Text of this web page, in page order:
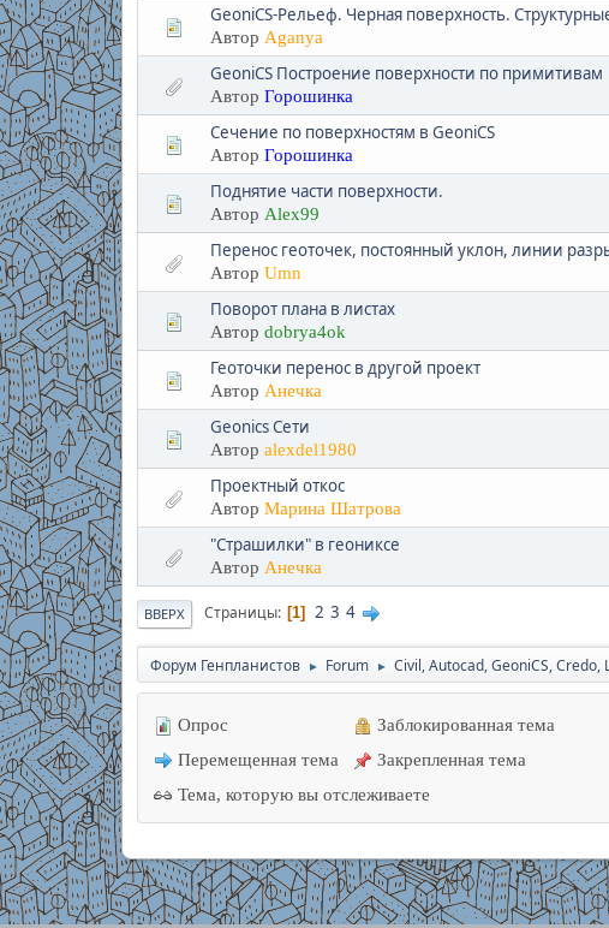
GeoniCS-Рельеф. Черная поверхность.
Автор Aganya
GeoniCS Построение поверхности по примитивам
Автор Горошинка
Сечение по поверхностям в GeoniCS
Автор Горошинка
Поднятие части поверхности.
Автор Alex99
Перенос геоточек, постоянный уклон, линии
Автор Umn
Поворот плана в листах
Автор dobrya4ok
Геоточки перенос в другой проект
Автор Анечка
Geonics Сети
Автор alexdel1980
Проектный откос
Автор Марина Шатрова
"Страшилки" в геониксе
Автор Анечка
ВВЕРХ Страницы 1 2 3 4
Форум Генпланистов ► Forum ► Civil, Autocad, GeoniCS, Credo,
Опрос
Перемещенная тема
Заблокированная тема
Закрепленная тема
Тема, которую вы отслеживаете